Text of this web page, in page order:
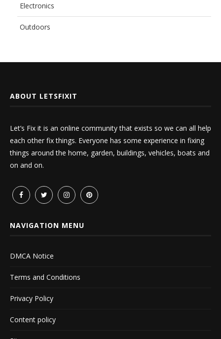
Electronics
Outdoors
ABOUT LETSFIXIT
Let’s Fix it is an online community that exists so we can all help
each other fix things. Everyone has some experience in fixing
things around the home, garden, buildings, vehicles, boats and
on and on.
NAVIGATION MENU
DMCA Notice
Terms and Conditions
Privacy Policy
Content policy